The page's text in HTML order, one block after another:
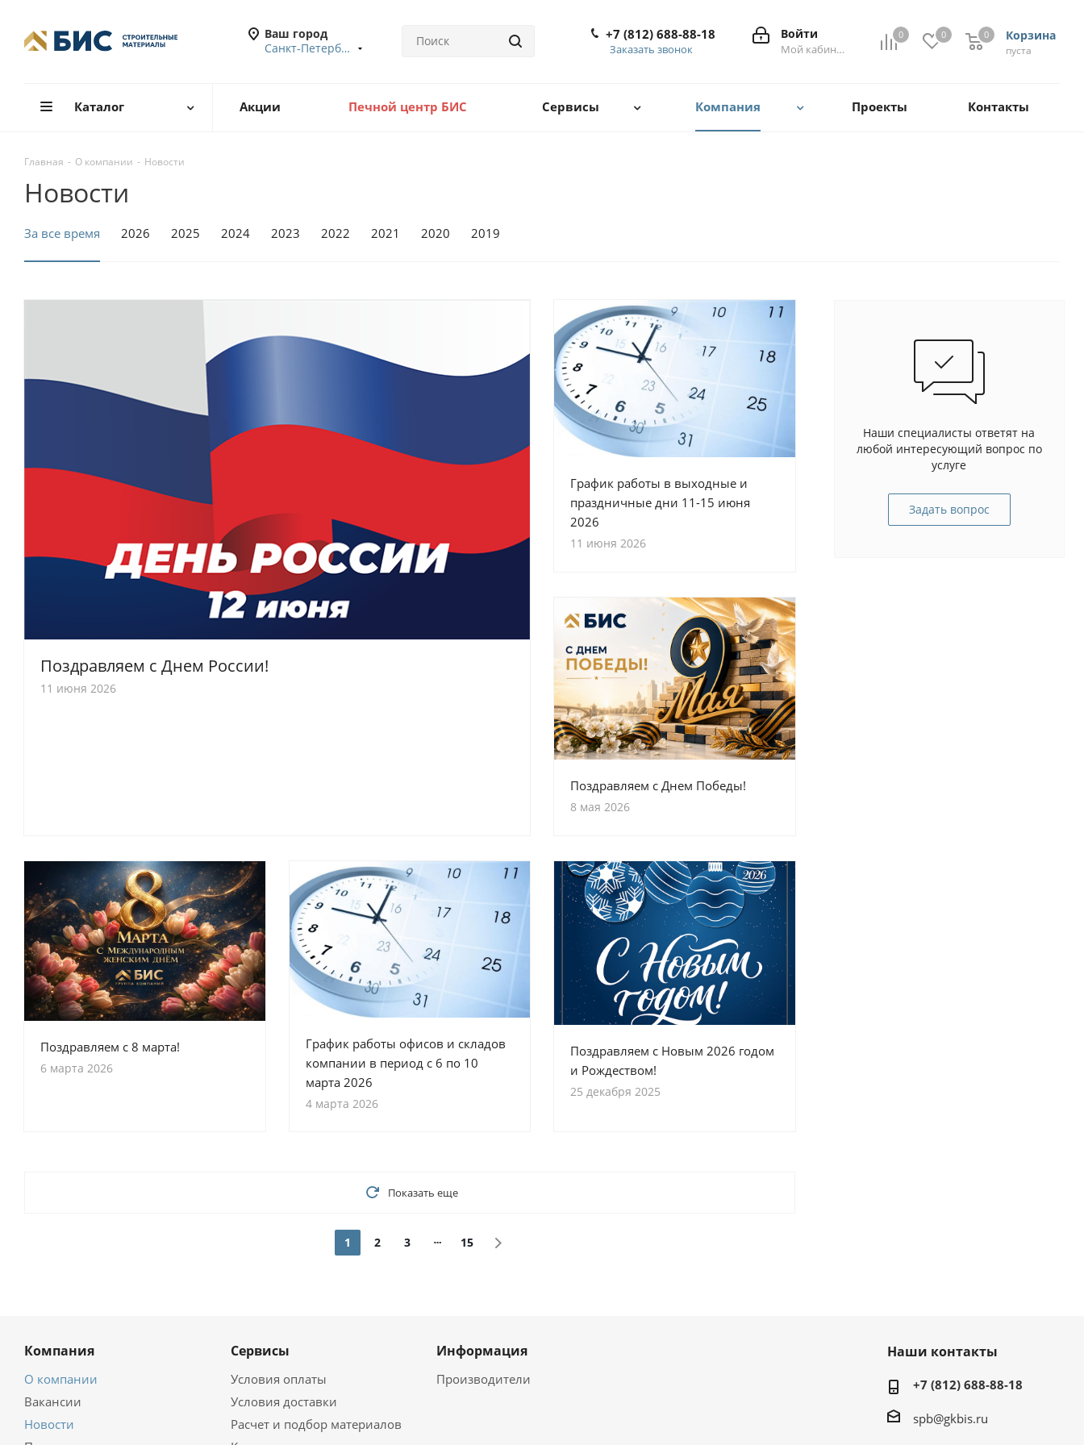
Ваш город
Санкт-Петербург
0 0 Корзина
0
пуста
0
Войти
Мой кабинет
+7 (812) 688-88-18
Заказать звонок
Каталог Акции Печной центр БИС Сервисы Компания Проекты Контакты
Главная - О компании - Новости
Новости
За все время 2026 2025 2024 2023 2022 2021 2020 2019
Поздравляем с Днем России!
11 июня 2026
График работы в выходные и
праздничные дни 11-15 июня
2026
11 июня 2026
Поздравляем с Днем Победы!
8 мая 2026
Поздравляем с 8 марта!
6 марта 2026
График работы офисов и складов
компании в период с 6 по 10
марта 2026
4 марта 2026
Поздравляем с Новым 2026 годом
и Рождеством!
25 декабря 2025
Показать еще
1 2 3 15
Наши специалисты ответят на
любой интересующий вопрос по
услуге
Задать вопрос
Компания
О компании
Вакансии
Новости
Сервисы
Условия оплаты
Условия доставки
Расчет и подбор материалов
Информация
Производители
Наши контакты
+7 (812) 688-88-18
spb@gkbis.ru